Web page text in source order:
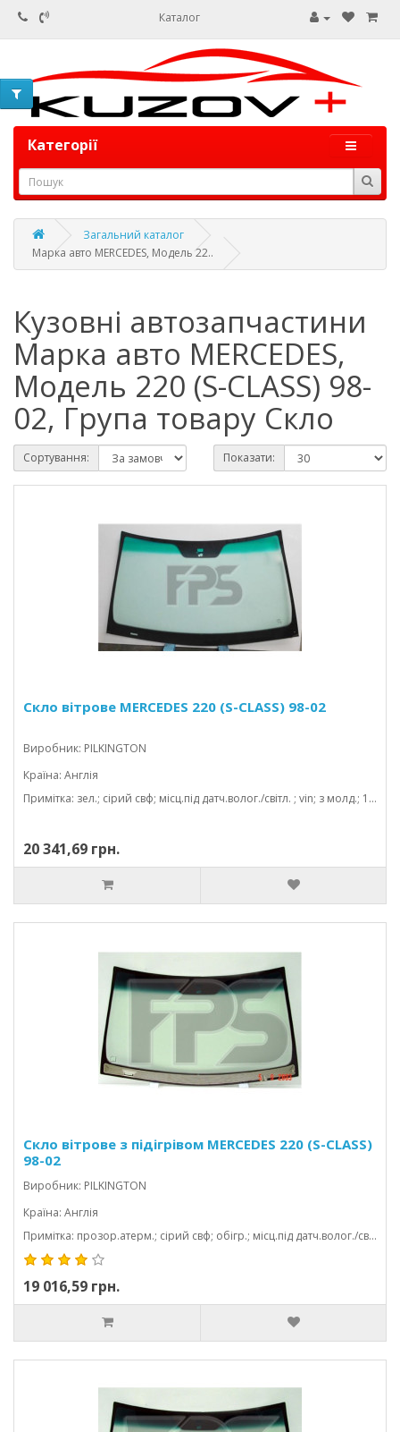
Каталог
Категорії
Загальний каталог
Марка авто MERCEDES, Модель 22..
Кузовні автозапчастини
Марка авто MERCEDES,
Модель 220 (S-CLASS) 98-
02, Група товару Скло
Сортування: Показати:
Скло вітрове MERCEDES 220 (S-CLASS) 98-02
Виробник: PILKINGTON
Країна: Англія
Примітка: зел.; сірий свф; місц.під датч.волог./світл. ; vin; з молд.; 1550*972
20 341,69 грн.
Скло вітрове з підігрівом MERCEDES 220 (S-CLASS)
98-02
Виробник: PILKINGTON
Країна: Англія
Примітка: прозор.атерм.; сірий свф; обігр.; місц.під датч.волог./світл. ; vin; з молд.; 1550*972
19 016,59 грн.